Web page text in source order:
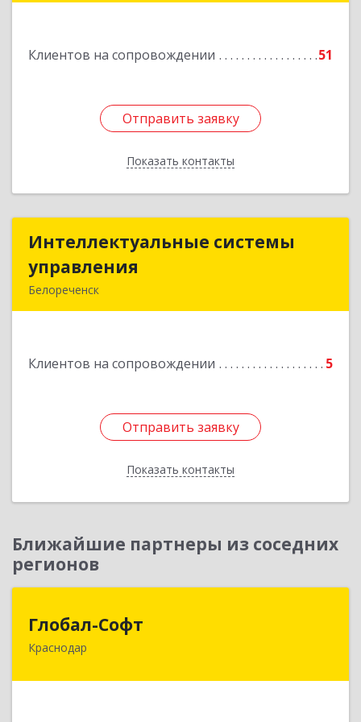
Клиентов на сопровождении 51
Отправить заявку
Показать контакты
Отправить заявку
Назад
Интеллектуальные системы
управления
Белореченск
Клиентов на сопровождении 5
Отправить заявку
Показать контакты
Интеллектуальные системы
Подробнее
Отправить заявку
Назад
Ближайшие партнеры из соседних
регионов
Глобал-Софт
Краснодар350018, Краснодарский край, Краснодар г,